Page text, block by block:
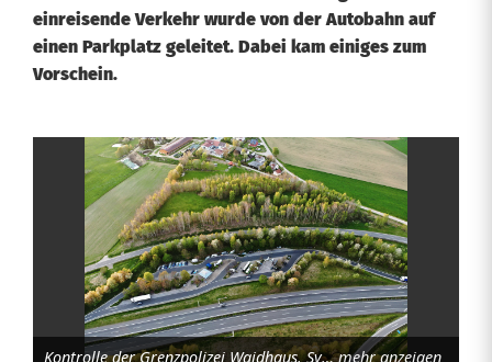
einreisende Verkehr wurde von der Autobahn auf
einen Parkplatz geleitet. Dabei kam einiges zum
Vorschein.
Kontrolle der Grenzpolizei Waidhaus. Symbolfoto: Grenzpolizei Waidhaus mehr anzeigen